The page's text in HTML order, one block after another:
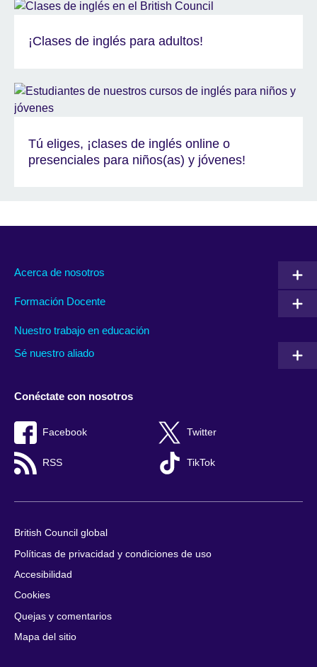
¡Clases de inglés para adultos!
Tú eliges, ¡clases de inglés online o
presenciales para niños(as) y jóvenes!
Acerca de nosotros
Formación Docente
Nuestro trabajo en educación
Sé nuestro aliado
Conéctate con nosotros
Facebook Twitter
RSS TikTok
British Council global
Políticas de privacidad y condiciones de uso
Accesibilidad
Cookies
Quejas y comentarios
Mapa del sitio